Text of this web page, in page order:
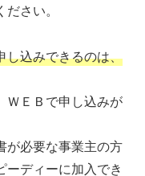
さい。
し込みできるのは、
ＷＥＢで申し込みが
が必要な事業主の方
ディーに加入でき